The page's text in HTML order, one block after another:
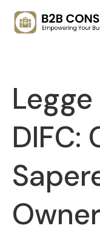
DIFC: